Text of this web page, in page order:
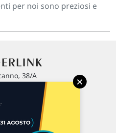
per noi sono preziosi e
38/A
460 401
siamo
×